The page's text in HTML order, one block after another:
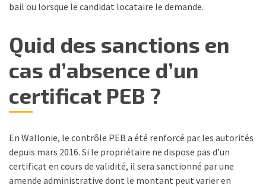
bail ou lorsque le candidat locataire le demande.
Quid des sanctions en
cas d’absence d’un
certificat PEB ?
En Wallonie, le contrôle PEB a été renforcé par les autorités
depuis mars 2016. Si le propriétaire ne dispose pas d’un
certificat en cours de validité, il sera sanctionné par une
amende administrative dont le montant peut varier en